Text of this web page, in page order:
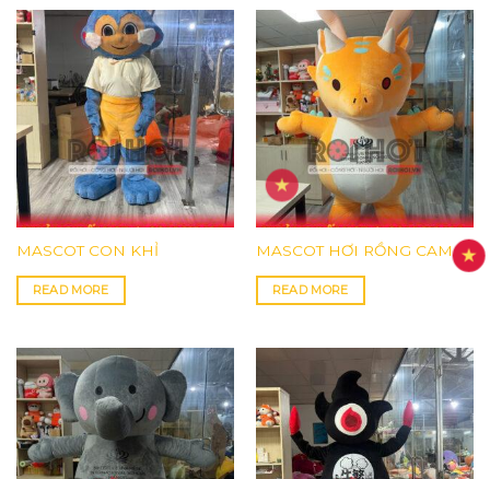
MASCOT CON KHỈ
READ MORE
MASCOT HƠI RỒNG CAM
READ MORE